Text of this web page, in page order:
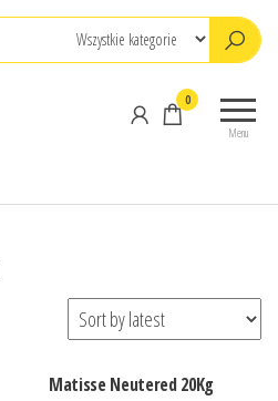
Menu
0
Matisse Neutered 20Kg